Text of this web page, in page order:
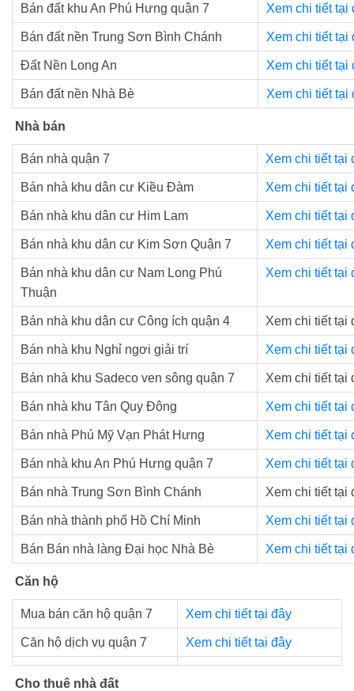
Bán đất khu An Phú Hưng quận 7 Xem chi tiết tại
Bán đất nền Trung Sơn Bình Chánh Xem chi tiết tại
Đất Nền Long An Xem chi tiết tại
Bán đất nền Nhà Bè Xem chi tiết tại
Nhà bán
Bán nhà quận 7 Xem chi tiết tại
Bán nhà khu dân cư Kiều Đàm Xem chi tiết tại
Bán nhà khu dân cư Him Lam Xem chi tiết tại
Bán nhà khu dân cư Kim Sơn Quận 7 Xem chi tiết tại
Bán nhà khu dân cư Nam Long Phú
Thuận
Xem chi tiết tại
Bán nhà khu dân cư Công ích quận 4 Xem chi tiết tại
Bán nhà khu Nghỉ ngơi giải trí Xem chi tiết tại
Bán nhà khu Sadeco ven sông quận 7 Xem chi tiết tại
Bán nhà khu Tân Quy Đông Xem chi tiết tại
Bán nhà Phú Mỹ Vạn Phát Hưng Xem chi tiết tại
Bán nhà khu An Phú Hưng quận 7 Xem chi tiết tại
Bán nhà Trung Sơn Bình Chánh Xem chi tiết tại
Bán nhà thành phố Hồ Chí Minh Xem chi tiết tại
Bán Bán nhà làng Đại học Nhà Bè Xem chi tiết tại
Căn hộ
Mua bán căn hộ quận 7 Xem chi tiết tại đây
Căn hộ dịch vụ quận 7 Xem chi tiết tại đây
Cho thuê nhà đất